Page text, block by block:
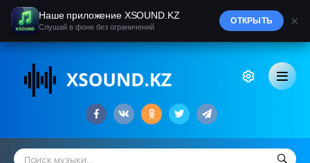
Наше приложение XSOUND.KZ
Слушай в фоне без ограничений
ОТКРЫТЬ ×